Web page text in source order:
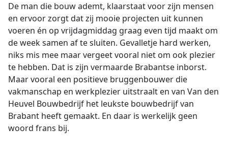
De man die bouw ademt, klaarstaat voor zijn mensen
en ervoor zorgt dat zij mooie projecten uit kunnen
voeren én op vrijdagmiddag graag even tijd maakt om
de week samen af te sluiten. Gevalletje hard werken,
niks mis mee maar vergeet vooral niet om ook plezier
te hebben. Dat is zijn vermaarde Brabantse inborst.
Maar vooral een positieve bruggenbouwer die
vakmanschap en werkplezier uitstraalt en van Van den
Heuvel Bouwbedrijf het leukste bouwbedrijf van
Brabant heeft gemaakt. En daar is werkelijk geen
woord frans bij.